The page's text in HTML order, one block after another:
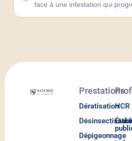
face à une infestation qui
Prestations
Dératisation
Dépigeonnage
HCR